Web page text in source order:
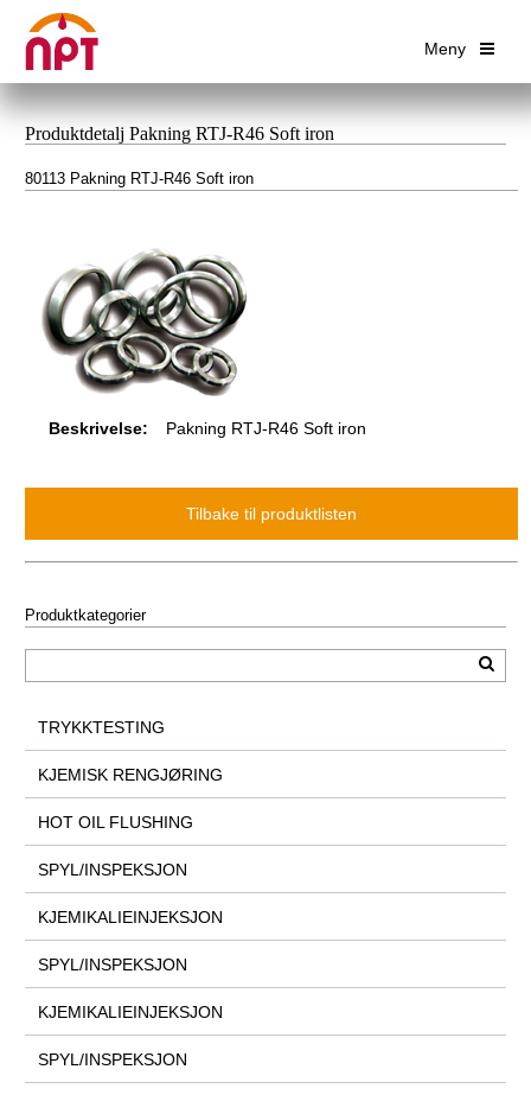
Meny
Produktdetalj Pakning RTJ-R46 Soft iron
80113 Pakning RTJ-R46 Soft iron
Beskrivelse: Pakning RTJ-R46 Soft iron
Produktkategorier
TRYKKTESTING
KJEMISK RENGJØRING
HOT OIL FLUSHING
SPYL/INSPEKSJON
KJEMIKALIEINJEKSJON
SPYL/INSPEKSJON
KJEMIKALIEINJEKSJON
SPYL/INSPEKSJON